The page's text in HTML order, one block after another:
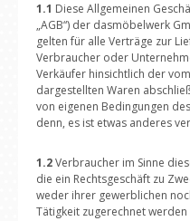
1.1 Diese Allgemeinen
„AGB“) der dasmöbelwerk
gelten für alle Verträge zur
Verbraucher oder
Verkäufer hinsichtlich der
dargestellten Waren
von eigenen Bedingungen
denn, es ist etwas anderes
1.2Verbraucher im Sinne
die ein Rechtsgeschäft zu
weder ihrer gewerblichen
Tätigkeit zugerechnet werden